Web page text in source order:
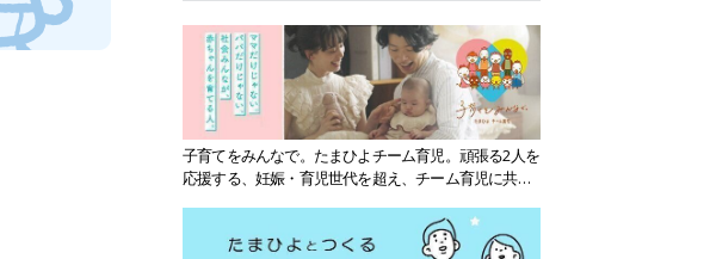
子育てをみんなで。たまひよチーム育児。頑張る2人を
応援する、妊娠・育児世代を超え、チーム育児に共感